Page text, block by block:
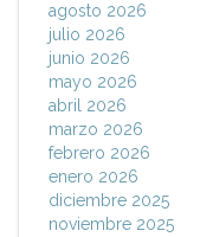
agosto 2026
julio 2026
junio 2026
mayo 2026
abril 2026
marzo 2026
febrero 2026
enero 2026
diciembre 2025
noviembre 2025